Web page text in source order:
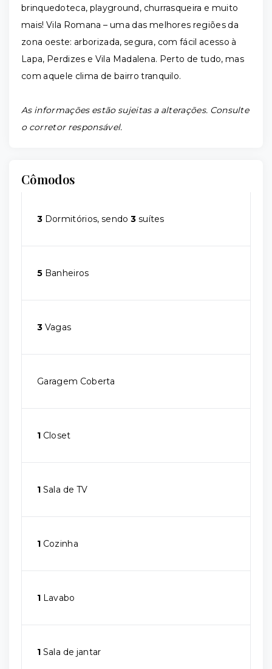
brinquedoteca, playground, churrasqueira e muito
mais! Vila Romana – uma das melhores regiões da
zona oeste: arborizada, segura, com fácil acesso à
Lapa, Perdizes e Vila Madalena. Perto de tudo, mas
com aquele clima de bairro tranquilo.
As informações estão sujeitas a alterações. Consulte
o corretor responsável.
Cômodos
3 Dormitórios, sendo3 suítes
5 Banheiros
3 Vagas
Garagem Coberta
1 Closet
1 Sala de TV
1 Cozinha
1 Lavabo
1 Sala de jantar